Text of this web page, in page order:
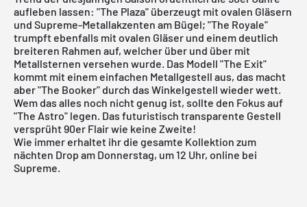
aufleben lassen: "The Plaza" überzeugt mit ovalen Gläsern
und Supreme-Metallakzenten am Bügel; "The Royale"
trumpft ebenfalls mit ovalen Gläser und einem deutlich
breiteren Rahmen auf, welcher über und über mit
Metallsternen versehen wurde. Das Modell "The Exit"
kommt mit einem einfachen Metallgestell aus, das macht
aber "The Booker" durch das Winkelgestell wieder wett.
Wem das alles noch nicht genug ist, sollte den Fokus auf
"The Astro" legen. Das futuristisch transparente Gestell
versprüht 90er Flair wie keine Zweite!
Wie immer erhaltet ihr die gesamte Kollektion zum
nächten Drop am Donnerstag, um 12 Uhr, online bei
Supreme.